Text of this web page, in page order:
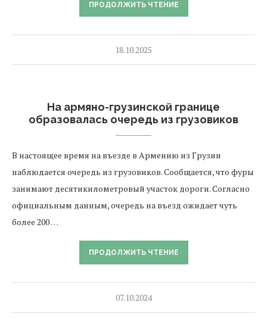
ПРОДОЛЖИТЬ ЧТЕНИЕ
18.10.2025
На армяно-грузинской границе
образовалась очередь из грузовиков
В настоящее время на въезде в Армению из Грузии
наблюдается очередь из грузовиков. Сообщается, что фуры
занимают десятикилометровый участок дороги. Согласно
официальным данным, очередь на въезд ожидает чуть
более 200 …
ПРОДОЛЖИТЬ ЧТЕНИЕ
07.10.2024